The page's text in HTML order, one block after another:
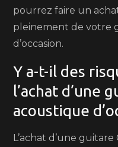
pourrez faire un
pleinement de votre
d’occasion.
Y a-t-il des
l’achat d’une
acoustique
L’achat d’une